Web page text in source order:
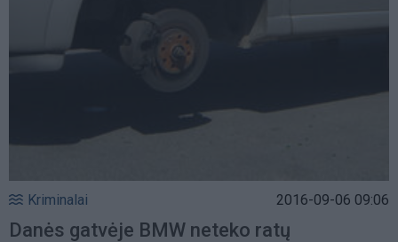
Kriminalai 2016-09-06 09:06
Danės gatvėje BMW neteko ratų